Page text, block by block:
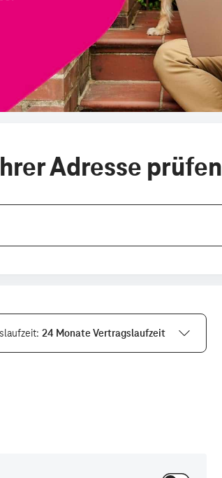
Adresse prüfen
24 Monate Vertragslaufzeit